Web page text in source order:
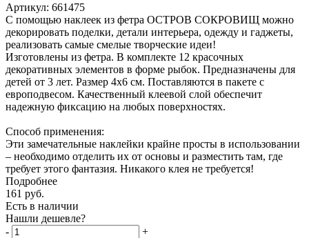
Артикул: 661475
С помощью наклеек из фетра ОСТРОВ СОКРОВИЩ можно
декорировать поделки, детали интерьера, одежду и гаджеты,
реализовать самые смелые творческие идеи!
Изготовлены из фетра. В комплекте 12 красочных
декоративных элементов в форме рыбок. Предназначены для
детей от 3 лет. Размер 4х6 см. Поставляются в пакете с
европодвесом. Качественный клеевой слой обеспечит
надежную фиксацию на любых поверхностях.
Способ применения:
Эти замечательные наклейки крайне просты в использовании
– необходимо отделить их от основы и разместить там, где
требует этого фантазия. Никакого клея не требуется!
Подробнее
161 руб.
Есть в наличии
Нашли дешевле?
-
+